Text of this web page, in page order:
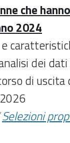
che
2024
dei
di
Selezioni